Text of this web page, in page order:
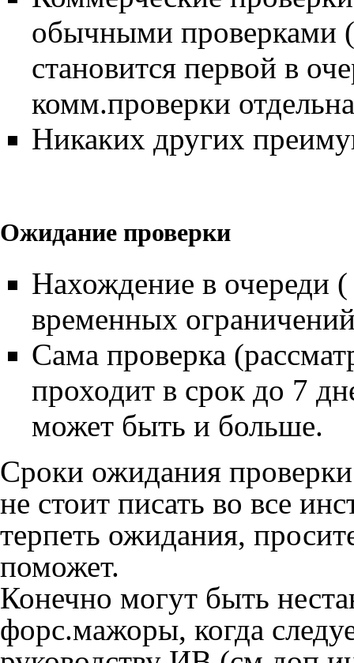
обычными проверками
становится первой в
комм.проверки
Никаких других
Ожидание проверки
Нахождение в очереди
временных
Сама проверка
проходит в срок до 7
может быть и больше.
Сроки ожидания
не стоит писать во все
терпеть ожидания,
поможет.
Конечно могут быть
форс.мажоры, когда